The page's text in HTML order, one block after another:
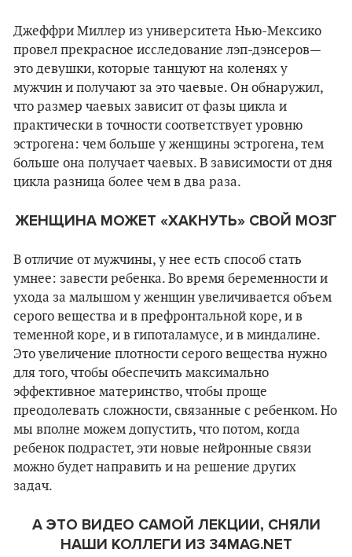
Джеффри Миллер из университета Нью-Мексико
провел прекрасное исследование лэп-дэнсеров—
это девушки, которые танцуют на коленях у
мужчин и получают за это чаевые. Он обнаружил,
что размер чаевых зависит от фазы цикла и
практически в точности соответствует уровню
эстрогена: чем больше у женщины эстрогена, тем
больше она получает чаевых. В зависимости от дня
цикла разница более чем в два раза.
ЖЕНЩИНА МОЖЕТ «ХАКНУТЬ» СВОЙ МОЗГ
В отличие от мужчины, у нее есть способ стать
умнее: завести ребенка. Во время беременности и
ухода за малышом у женщин увеличивается объем
серого вещества и в префронтальной коре, и в
теменной коре, и в гипоталамусе, и в миндалине.
Это увеличение плотности серого вещества нужно
для того, чтобы обеспечить максимально
эффективное материнство, чтобы проще
преодолевать сложности, связанные с ребенком. Но
мы вполне можем допустить, что потом, когда
ребенок подрастет, эти новые нейронные связи
можно будет направить и на решение других
задач.
А ЭТО ВИДЕО САМОЙ ЛЕКЦИИ, СНЯЛИ
НАШИ КОЛЛЕГИ ИЗ 34MAG.NET